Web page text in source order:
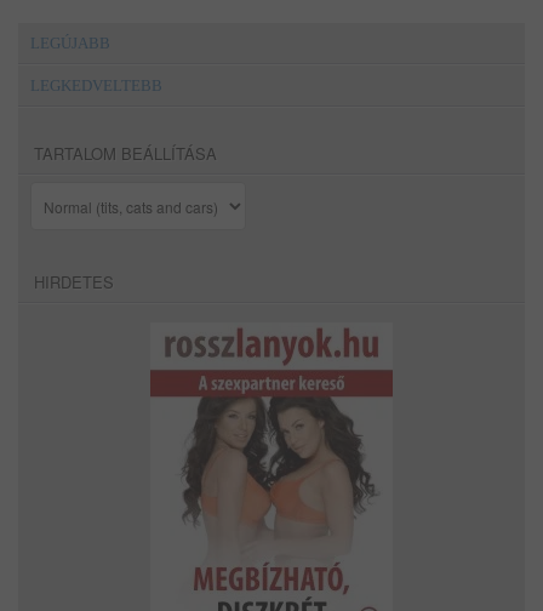
LEGÚJABB
LEGKEDVELTEBB
TARTALOM BEÁLLÍTÁSA
HIRDETES